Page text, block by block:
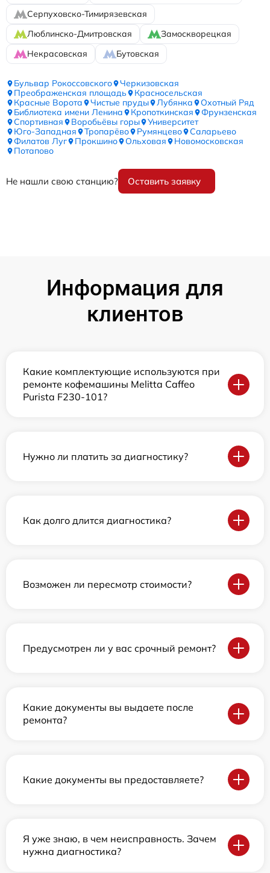
Серпуховско-Тимирязевская
Люблинско-Дмитровская
Замоскворецкая
Некрасовская
Бутовская
Бульвар Рокоссовского
Черкизовская
Преображенская площадь
Красносельская
Красные Ворота
Чистые пруды Лубянка
Охотный Ряд
Библиотека имени Ленина
Кропоткинская
Фрунзенская
Спортивная
Воробьёвы горы
Университет
Юго-Западная
Тропарёво Румянцево
Саларьево
Филатов Луг
Прокшино Ольховая
Новомосковская
Потапово
Не нашли свою станцию? Оставить заявку
Информация для
клиентов
Какие комплектующие используются при
ремонте кофемашины Melitta Caffeo
Purista F230-101?
Нужно ли платить за диагностику?
Как долго длится диагностика?
Возможен ли пересмотр стоимости?
Предусмотрен ли у вас срочный ремонт?
Какие документы вы выдаете после
ремонта?
Какие документы вы предоставляете?
Я уже знаю, в чем неисправность. Зачем
нужна диагностика?